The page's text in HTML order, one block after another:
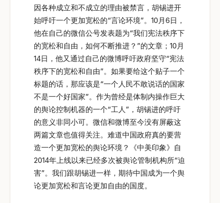
因各种成立和不成立的理由被禁言，胡锡进开
始呼吁一个更加宽松的“言论环境”。10月6日，
他在自己的微信公号发表题为“我们宪法秩序下
的宽松和自由，如何不断推进？”的文章；10月
14日，他又通过自己的微博呼吁政府坚守“宪法
秩序下的宽松和自由”。如果要给这个贴子一个
标题的话，那应该是“一个人民不敢说话的国家
不是一个好国家”。作为曾经是体制内操作巨大
的舆论控制机器的一个“工人”，胡锡进的呼吁
的意义非同小可。微信和微博至今没有屏蔽这
两篇文章也值得关注。难道中国政府真的要营
造一个更加宽松的舆论环境？《中美印象》自
2014年上线以来已经多次被舆论管制机构所“迫
害”。我们跟胡锡进一样，期待中国成为一个舆
论更加宽松和言论更加自由的国度。